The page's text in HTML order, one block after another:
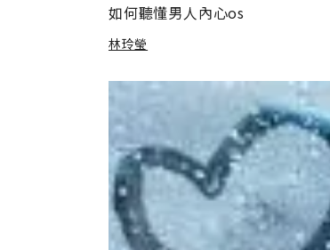
如何聽懂男人內心os
林玲瑩
林玲瑩 加入追蹤